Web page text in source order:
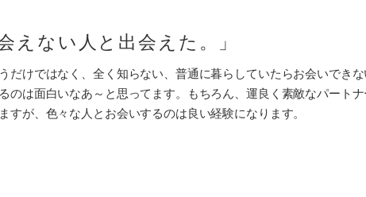
えない人と出会えた。」
だけではなく、全く知らない、普通に暮らしていたらお会いでき
のは面白いなあ～と思ってます。もちろん、運良く素敵なパートナ
が、色々な人とお会いするのは良い経験になります。